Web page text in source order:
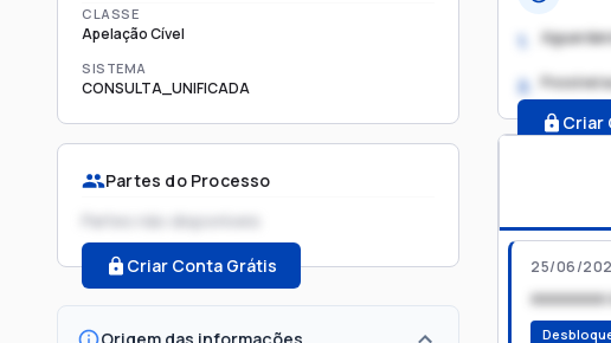
CLASSE
Apelação Cível
SISTEMA
CONSULTA_UNIFICADA
Partes do Processo
Partes não disponíveis
Criar Conta Grátis
1.
2. Possível
Criar
25/06/
xxxxxxxx